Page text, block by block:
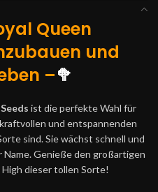
Queen
und
–🥦
ist die perfekte Wahl für
und entspannenden
sind. Sie wächst schnell und
Name. Genieße den großartigen
dieser tollen Sorte!